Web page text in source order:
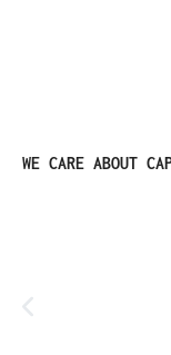
Produktgalerie
WE CARE ABOUT